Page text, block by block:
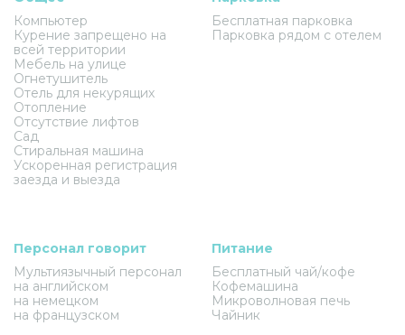
Компьютер
Курение запрещено на
всей территории
Мебель на улице
Огнетушитель
Отель для некурящих
Отопление
Отсутствие лифтов
Сад
Стиральная машина
Ускоренная регистрация
заезда и выезда
Бесплатная парковка
Парковка рядом с отелем
Персонал говорит
Мультиязычный персонал
на английском
на немецком
на французском
Питание
Бесплатный чай/кофе
Кофемашина
Микроволновая печь
Чайник